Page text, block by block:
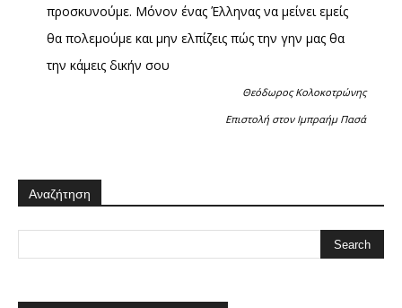
προσκυνούμε. Μόνον ένας Έλληνας να μείνει εμείς
θα πολεμούμε και μην ελπίζεις πώς την γην μας θα
την κάμεις δικήν σου
Θεόδωρος Κολοκοτρώνης
Επιστολή στον Ιμπραήμ Πασά
Αναζήτηση